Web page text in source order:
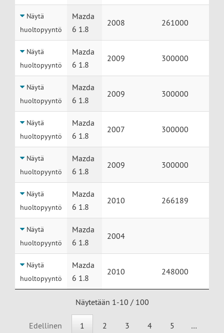
Näytä
huoltopyyntö
Mazda
6 1.8
2008 261000
Näytä
huoltopyyntö
Mazda
6 1.8
2009 300000
Näytä
huoltopyyntö
Mazda
6 1.8
2009 300000
Näytä
huoltopyyntö
Mazda
6 1.8
2007 300000
Näytä
huoltopyyntö
Mazda
6 1.8
2009 300000
Näytä
huoltopyyntö
Mazda
6 1.8
2010 266189
Näytä
huoltopyyntö
Mazda
6 1.8
2004
Näytä
huoltopyyntö
Mazda
6 1.8
2010 248000
Näytetään 1-10 / 100
Edellinen 1 2 3 4 5 …